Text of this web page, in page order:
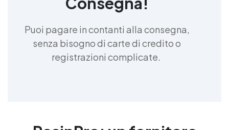
Puoi pagare in contanti alla consegna,
senza bisogno di carte di credito o
registrazioni complicate.